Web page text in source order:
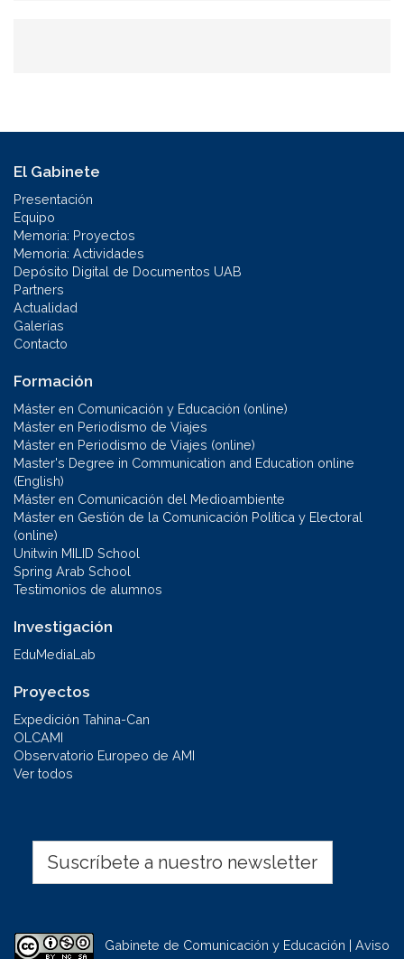
El Gabinete
Presentación
Equipo
Memoria: Proyectos
Memoria: Actividades
Depósito Digital de Documentos UAB
Partners
Actualidad
Galerías
Contacto
Formación
Máster en Comunicación y Educación (online)
Máster en Periodismo de Viajes
Máster en Periodismo de Viajes (online)
Master's Degree in Communication and Education online
(English)
Máster en Comunicación del Medioambiente
Máster en Gestión de la Comunicación Política y Electoral
(online)
Unitwin MILID School
Spring Arab School
Testimonios de alumnos
Investigación
EduMediaLab
Proyectos
Expedición Tahina-Can
OLCAMI
Observatorio Europeo de AMI
Ver todos
Suscríbete a nuestro newsletter
Gabinete de Comunicación y Educación | Aviso